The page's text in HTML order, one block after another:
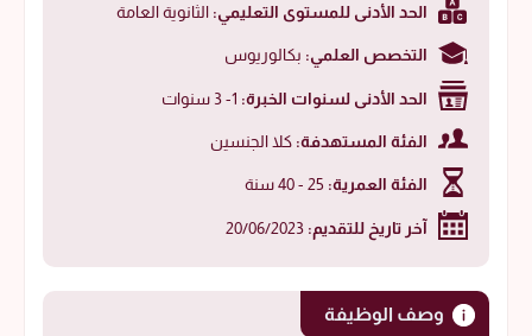
الحد الأدنى للمستوى التعليمي: الثانوية العامة
التخصص العلمي: بكالوريوس
الحد الأدنى لسنوات الخبرة:
الفئة المستهدفة: كلا الجنسين
الفئة العمرية:
آخر تاريخ للتقديم:
وصف الوظيفة